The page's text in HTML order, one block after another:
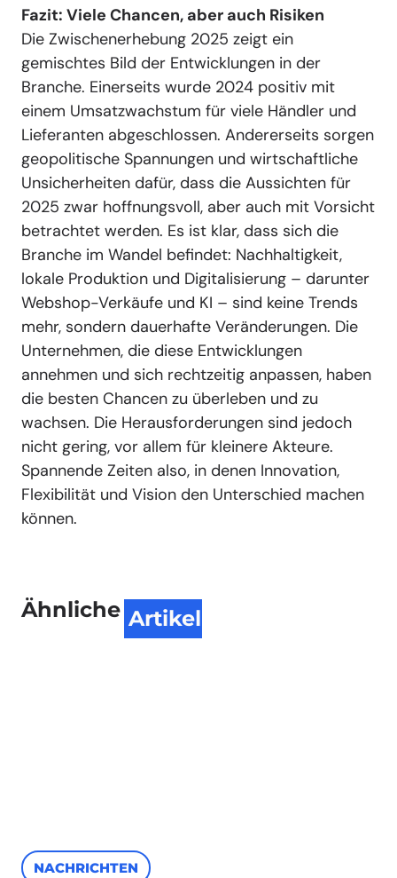
Fazit: Viele Chancen, aber auch Risiken
Die Zwischenerhebung 2025 zeigt ein
gemischtes Bild der Entwicklungen in der
Branche. Einerseits wurde 2024 positiv mit
einem Umsatzwachstum für viele Händler und
Lieferanten abgeschlossen. Andererseits sorgen
geopolitische Spannungen und wirtschaftliche
Unsicherheiten dafür, dass die Aussichten für
2025 zwar hoffnungsvoll, aber auch mit Vorsicht
betrachtet werden. Es ist klar, dass sich die
Branche im Wandel befindet: Nachhaltigkeit,
lokale Produktion und Digitalisierung – darunter
Webshop-Verkäufe und KI – sind keine Trends
mehr, sondern dauerhafte Veränderungen. Die
Unternehmen, die diese Entwicklungen
annehmen und sich rechtzeitig anpassen, haben
die besten Chancen zu überleben und zu
wachsen. Die Herausforderungen sind jedoch
nicht gering, vor allem für kleinere Akteure.
Spannende Zeiten also, in denen Innovation,
Flexibilität und Vision den Unterschied machen
können.
Ähnliche Artikel
NACHRICHTEN